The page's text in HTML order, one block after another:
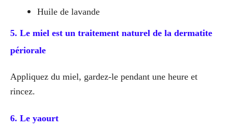
Huile de lavande
5. Le miel est un traitement naturel de la dermatite
périorale
Appliquez du miel, gardez-le pendant une heure et
rincez.
6. Le yaourt